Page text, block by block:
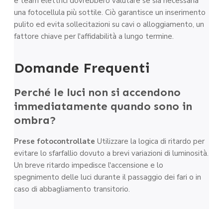
una fotocellula più sottile. Ciò garantisce un inserimento
pulito ed evita sollecitazioni su cavi o alloggiamento, un
fattore chiave per l'affidabilità a lungo termine.
Domande Frequenti
Perché le luci non si accendono
immediatamente quando sono in
ombra?
Prese fotocontrollate Utilizzare la logica di ritardo per
evitare lo sfarfallio dovuto a brevi variazioni di luminosità.
Un breve ritardo impedisce l'accensione e lo
spegnimento delle luci durante il passaggio dei fari o in
caso di abbagliamento transitorio.